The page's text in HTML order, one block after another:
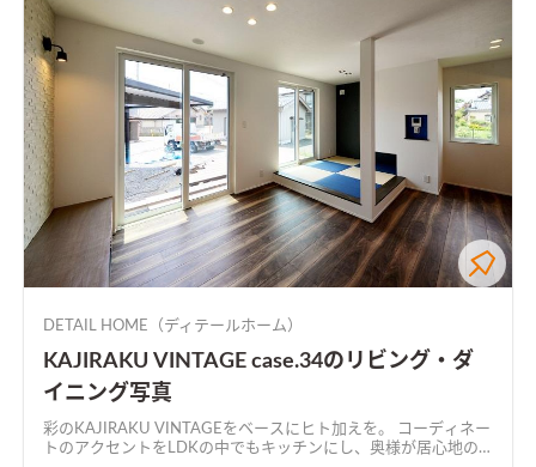
DETAIL HOME（ディテールホーム）
KAJIRAKU VINTAGE case.34のリビング・ダ
イニング写真
彩のKAJIRAKU VINTAGEをベースにヒト加えを。 コーディネー
トのアクセントをLDKの中でもキッチンにし、奥様が居心地の